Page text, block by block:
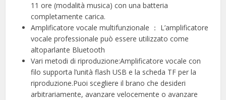
11 ore (modalità musica) con una batteria
completamente carica.
Amplificatore vocale multifunzionale ： L’amplificatore
vocale professionale può essere utilizzato come
altoparlante Bluetooth
Vari metodi di riproduzione:Amplificatore vocale con
filo supporta l’unità flash USB e la scheda TF per la
riproduzione.Puoi scegliere il brano che desideri
arbitrariamente, avanzare velocemente o avanzare